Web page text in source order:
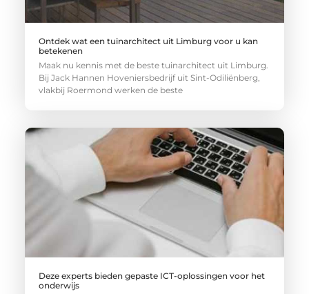
Ontdek wat een tuinarchitect uit Limburg voor u kan
betekenen
Maak nu kennis met de beste tuinarchitect uit Limburg.
Bij Jack Hannen Hoveniersbedrijf uit Sint-Odiliënberg,
vlakbij Roermond werken de beste
Deze experts bieden gepaste ICT-oplossingen voor het
onderwijs